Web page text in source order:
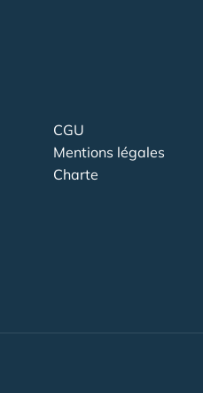
CGU
Mentions légales
Charte